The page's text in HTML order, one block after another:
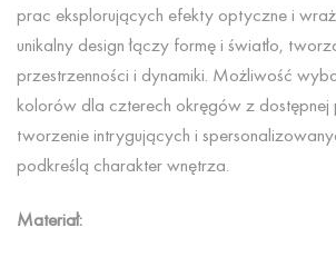
prac eksplorujących efekty optyczne i
unikalny design łączy formę i światło,
przestrzenności i dynamiki. Możliwość
kolorów dla czterech okręgów z
tworzenie intrygujących i
podkreślą charakter wnętrza.
Materiał: